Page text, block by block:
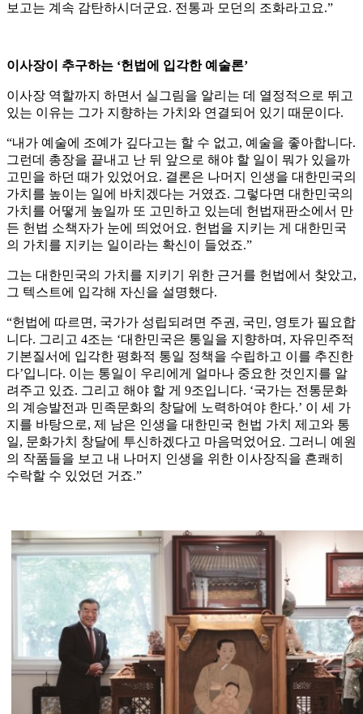
보고는 계속 감탄하시더군요. 전통과 모던의 조화라고요.”
이사장이 추구하는 ‘헌법에 입각한 예술론’
이사장 역할까지 하면서 실그림을 알리는 데 열정적으로 뛰고
있는 이유는 그가 지향하는 가치와 연결되어 있기 때문이다.
“내가 예술에 조예가 깊다고는 할 수 없고, 예술을 좋아합니다.
그런데 총장을 끝내고 난 뒤 앞으로 해야 할 일이 뭐가 있을까
고민을 하던 때가 있었어요. 결론은 나머지 인생을 대한민국의
가치를 높이는 일에 바치겠다는 거였죠. 그렇다면 대한민국의
가치를 어떻게 높일까 또 고민하고 있는데 헌법재판소에서 만
든 헌법 소책자가 눈에 띄었어요. 헌법을 지키는 게 대한민국
의 가치를 지키는 일이라는 확신이 들었죠.”
그는 대한민국의 가치를 지키기 위한 근거를 헌법에서 찾았고,
그 텍스트에 입각해 자신을 설명했다.
“헌법에 따르면, 국가가 성립되려면 주권, 국민, 영토가 필요합
니다. 그리고 4조는 ‘대한민국은 통일을 지향하며, 자유민주적
기본질서에 입각한 평화적 통일 정책을 수립하고 이를 추진한
다’입니다. 이는 통일이 우리에게 얼마나 중요한 것인지를 알
려주고 있죠. 그리고 해야 할 게 9조입니다. ‘국가는 전통문화
의 계승발전과 민족문화의 창달에 노력하여야 한다.’ 이 세 가
지를 바탕으로, 제 남은 인생을 대한민국 헌법 가치 제고와 통
일, 문화가치 창달에 투신하겠다고 마음먹었어요. 그러니 예원
의 작품들을 보고 내 나머지 인생을 위한 이사장직을 흔쾌히
수락할 수 있었던 거죠.”